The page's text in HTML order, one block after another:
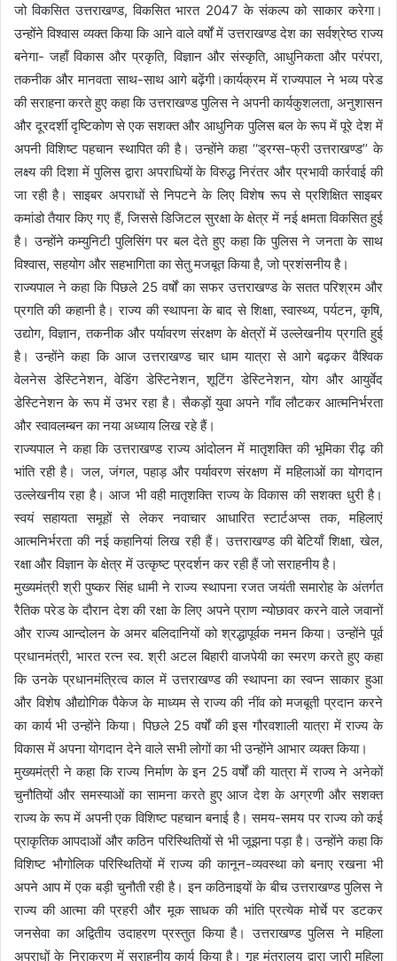
जो विकसित उत्तराखण्ड, विकसित भारत 2047 के संकल्प को साकार करेगा।
उन्होंने विश्वास व्यक्त किया कि आने वाले वर्षों में उत्तराखण्ड देश का सर्वश्रेष्ठ राज्य
बनेगा- जहाँ विकास और प्रकृति, विज्ञान और संस्कृति, आधुनिकता और परंपरा,
तकनीक और मानवता साथ-साथ आगे बढ़ेंगी।कार्यक्रम में राज्यपाल ने भव्य परेड
की सराहना करते हुए कहा कि उत्तराखण्ड पुलिस ने अपनी कार्यकुशलता, अनुशासन
और दूरदर्शी दृष्टिकोण से एक सशक्त और आधुनिक पुलिस बल के रूप में पूरे देश में
अपनी विशिष्ट पहचान स्थापित की है। उन्होंने कहा ‘‘ड्रग्स-फ्री उत्तराखण्ड’’ के
लक्ष्य की दिशा में पुलिस द्वारा अपराधियों के विरुद्ध निरंतर और प्रभावी कार्रवाई की
जा रही है। साइबर अपराधों से निपटने के लिए विशेष रूप से प्रशिक्षित साइबर
कमांडो तैयार किए गए हैं, जिससे डिजिटल सुरक्षा के क्षेत्र में नई क्षमता विकसित हुई
है। उन्होंने कम्युनिटी पुलिसिंग पर बल देते हुए कहा कि पुलिस ने जनता के साथ
विश्वास, सहयोग और सहभागिता का सेतु मजबूत किया है, जो प्रशंसनीय है।
राज्यपाल ने कहा कि पिछले 25 वर्षों का सफर उत्तराखण्ड के सतत परिश्रम और
प्रगति की कहानी है। राज्य की स्थापना के बाद से शिक्षा, स्वास्थ्य, पर्यटन, कृषि,
उद्योग, विज्ञान, तकनीक और पर्यावरण संरक्षण के क्षेत्रों में उल्लेखनीय प्रगति हुई
है। उन्होंने कहा कि आज उत्तराखण्ड चार धाम यात्रा से आगे बढ़कर वैश्विक
वेलनेस डेस्टिनेशन, वेडिंग डेस्टिनेशन, शूटिंग डेस्टिनेशन, योग और आयुर्वेद
डेस्टिनेशन के रूप में उभर रहा है। सैकड़ों युवा अपने गाँव लौटकर आत्मनिर्भरता
और स्वावलम्बन का नया अध्याय लिख रहे हैं।
राज्यपाल ने कहा कि उत्तराखण्ड राज्य आंदोलन में मातृशक्ति की भूमिका रीढ़ की
भांति रही है। जल, जंगल, पहाड़ और पर्यावरण संरक्षण में महिलाओं का योगदान
उल्लेखनीय रहा है। आज भी वही मातृशक्ति राज्य के विकास की सशक्त धुरी है।
स्वयं सहायता समूहों से लेकर नवाचार आधारित स्टार्टअप्स तक, महिलाएं
आत्मनिर्भरता की नई कहानियां लिख रही हैं। उत्तराखण्ड की बेटियाँ शिक्षा, खेल,
रक्षा और विज्ञान के क्षेत्र में उत्कृष्ट प्रदर्शन कर रही हैं जो सराहनीय है।
मुख्यमंत्री श्री पुष्कर सिंह धामी ने राज्य स्थापना रजत जयंती समारोह के अंतर्गत
रैतिक परेड के दौरान देश की रक्षा के लिए अपने प्राण न्योछावर करने वाले जवानों
और राज्य आन्दोलन के अमर बलिदानियों को श्रद्धापूर्वक नमन किया। उन्होंने पूर्व
प्रधानमंत्री, भारत रत्न स्व. श्री अटल बिहारी वाजपेयी का स्मरण करते हुए कहा
कि उनके प्रधानमंत्रित्व काल में उत्तराखण्ड की स्थापना का स्वप्न साकार हुआ
और विशेष औद्योगिक पैकेज के माध्यम से राज्य की नींव को मजबूती प्रदान करने
का कार्य भी उन्होंने किया। पिछले 25 वर्षों की इस गौरवशाली यात्रा में राज्य के
विकास में अपना योगदान देने वाले सभी लोगों का भी उन्होंने आभार व्यक्त किया।
मुख्यमंत्री ने कहा कि राज्य निर्माण के इन 25 वर्षों की यात्रा में राज्य ने अनेकों
चुनौतियों और समस्याओं का सामना करते हुए आज देश के अग्रणी और सशक्त
राज्य के रूप में अपनी एक विशिष्ट पहचान बनाई है। समय-समय पर राज्य को कई
प्राकृतिक आपदाओं और कठिन परिस्थितियों से भी जूझना पड़ा है। उन्होंने कहा कि
विशिष्ट भौगोलिक परिस्थितियों में राज्य की कानून-व्यवस्था को बनाए रखना भी
अपने आप में एक बड़ी चुनौती रही है। इन कठिनाइयों के बीच उत्तराखण्ड पुलिस ने
राज्य की आत्मा की प्रहरी और मूक साधक की भांति प्रत्येक मोर्चे पर डटकर
जनसेवा का अद्वितीय उदाहरण प्रस्तुत किया है। उत्तराखण्ड पुलिस ने महिला
अपराधों के निराकरण में सराहनीय कार्य किया है। गृह मंत्रालय द्वारा जारी महिला